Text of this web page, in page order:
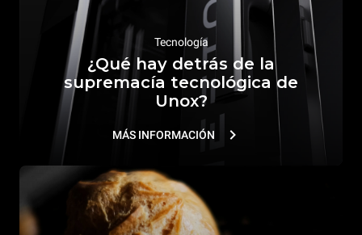
Tecnología
¿Qué hay detrás de la
supremacía tecnológica de
Unox?
MÁS INFORMACIÓN